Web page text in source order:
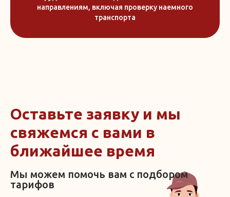
направлениям, включая проверку наемного
транспорта
Оставьте заявку и мы
свяжемся с вами в
ближайшее время
Мы можем помочь вам с подбором
тарифов